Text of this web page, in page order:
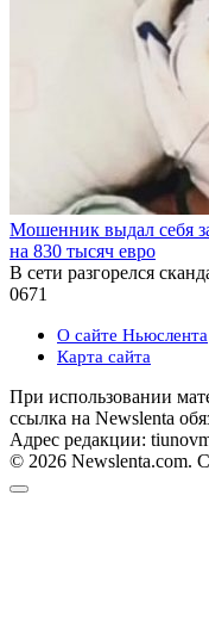
Мошенник выдал себя
на 830 тысяч евро
В сети разгорелся
0671
О сайте Ньюслента
Карта сайта
При использовании
ссылка на Newslenta
Адрес редакции:
© 2026 Newslenta.com.